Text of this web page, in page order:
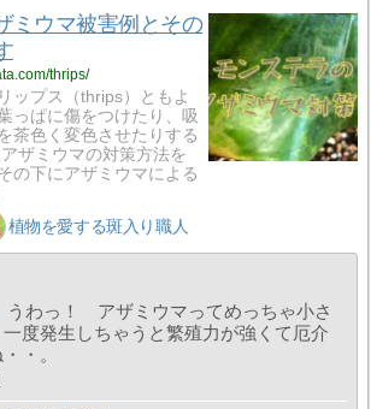
ミウマ被害例とその
thrips/
ップス（thrips）ともよ
っぱに傷をつけたり、吸
茶色く変色させたりする
ザミウマの対策方法を
の下にアザミウマによる
植物を愛する斑入り職人
うわっ！ アザミウマってめっちゃ小さ
度発生しちゃうと繁殖力が強くて厄介
・。